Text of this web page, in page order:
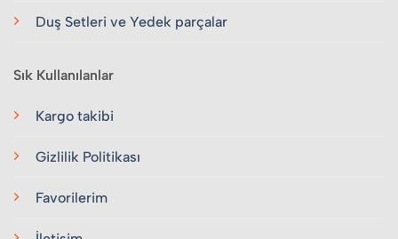
Duş Setleri ve Yedek parçalar
Sık Kullanılanlar
Kargo takibi
Gizlilik Politikası
Favorilerim